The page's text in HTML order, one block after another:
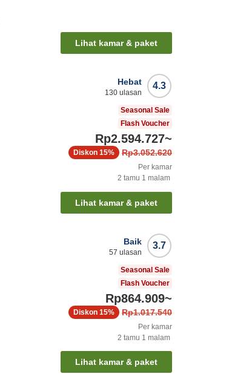
Lihat kamar & paket
4.3
Hebat
130 ulasan
Seasonal Sale
Flash Voucher
Rp2.594.727~
Rp3.052.620
Diskon 15%
Per kamar
2 tamu 1 malam
Lihat kamar & paket
3.7
Baik
57 ulasan
Seasonal Sale
Flash Voucher
Rp864.909~
Rp1.017.540
Diskon 15%
Per kamar
2 tamu 1 malam
Lihat kamar & paket